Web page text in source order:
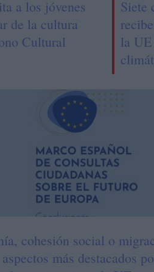
a los jóvenes
de la cultura
Cultural
Siete
la
cohesión social o
más destacados